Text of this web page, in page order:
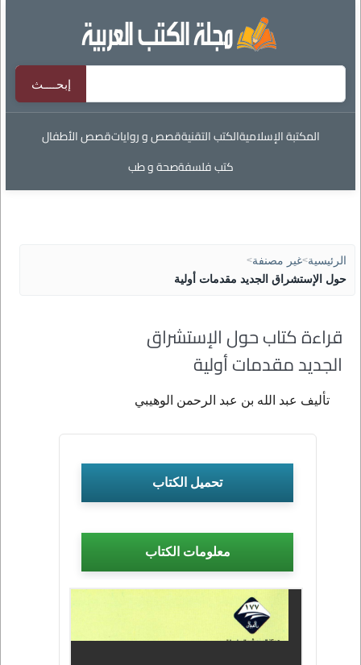
المكتبة الإسلاميةالكتب التقنيةقصص و رواياتقصص الأطفال
كتب فلسفةصحة و طب
الرئيسية>غير مصنفة>
حول الإستشراق الجديد مقدمات أولية
قراءة كتاب حول الإستشراق
الجديد مقدمات أولية
تأليف عبد الله بن عبد الرحمن الوهيبي
تحميل الكتاب
معلومات الكتاب